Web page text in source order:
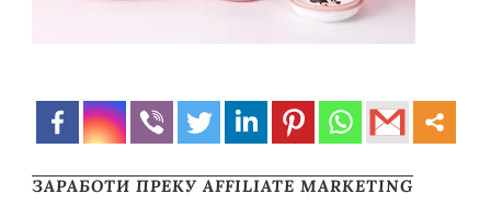
ЗАРАБОТИ ПРЕКУ AFFILIATE MARKETING